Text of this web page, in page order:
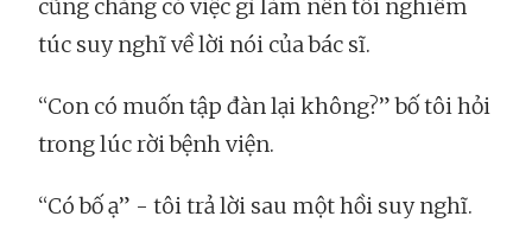
cũng chẳng có việc gì làm nên tôi nghiêm
túc suy nghĩ về lời nói của bác sĩ.
“Con có muốn tập đàn lại không?” bố tôi hỏi
trong lúc rời bệnh viện.
“Có bố ạ” - tôi trả lời sau một hồi suy nghĩ.